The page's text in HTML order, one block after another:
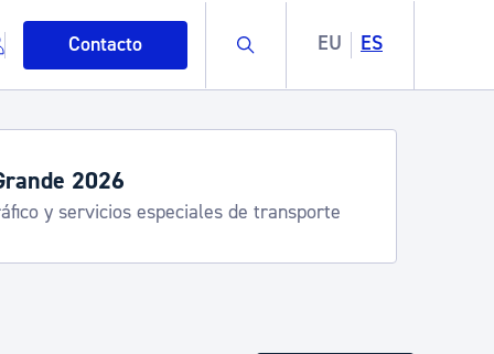
Contacto Buscar EU ES
2026
y servicios especiales de transporte